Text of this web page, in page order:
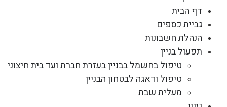
דף הבית
גביית כספים
הנהלת חשבונות
תפעול בניין
טיפול בחשמל בבניין בעזרת חברת ועד בית חיצוני
טיפול ודאגה לבטחון הבניין
מעלית שבת